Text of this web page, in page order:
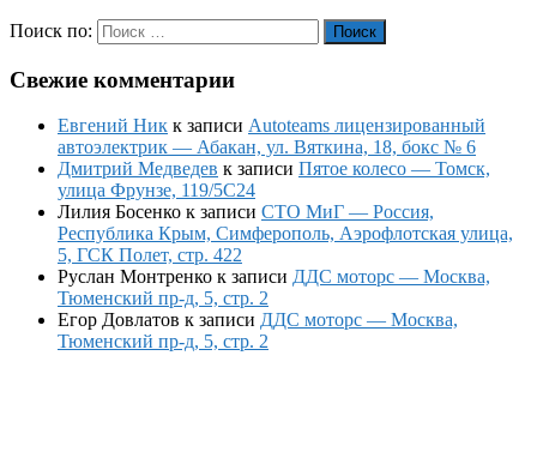
Поиск по: Поиск
Свежие комментарии
Евгений Ник к записи Autoteams лицензированный
автоэлектрик — Абакан, ул. Вяткина, 18, бокс № 6
Дмитрий Медведев к записи Пятое колесо — Томск,
улица Фрунзе, 119/5С24
Лилия Босенко к записи СТО МиГ — Россия,
Республика Крым, Симферополь, Аэрофлотская улица,
5, ГСК Полет, стр. 422
Руслан Монтренко к записи ДДС моторс — Москва,
Тюменский пр-д, 5, стр. 2
Егор Довлатов к записи ДДС моторс — Москва,
Тюменский пр-д, 5, стр. 2